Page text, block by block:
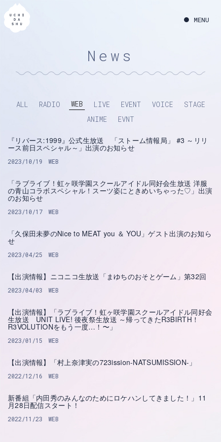
News
ALL RADIO WEB LIVE EVENT VOICE
STAGE
ANIME
EVNT
『リバース:1999』公式生放送 「ストーム情報局」 #3 ～リリ
ース前日スペシャル～」出演のお知らせ
2023/10/19 WEB
「ラブライブ！虹ヶ咲学園スクールアイドル同好会生放送 洋服
の青山コラボスペシャル！スーツ姿にときめいちゃった♡」出演
のお知らせ
2023/10/17 WEB
「久保田未夢のNice to MEAT you ＆ YOU」ゲスト出演のお知ら
せ
2023/04/25 WEB
【出演情報】ニコニコ生放送「まゆちのおそとゲーム」第32回
2023/04/03 WEB
【出演情報】「ラブライブ！虹ヶ咲学園スクールアイドル同好会
生放送 UNIT LIVE! 後夜祭生放送 ～帰ってきたR3BIRTH！
R3VOLUTIONをもう一度…！〜」
2023/01/15 WEB
【出演情報】「村上奈津実の723ission-NATSUMISSION-」
2022/12/16 WEB
新番組「内田秀のみんなのためにロケハンしてきました！」11
月28日配信スタート！
2022/11/23 WEB